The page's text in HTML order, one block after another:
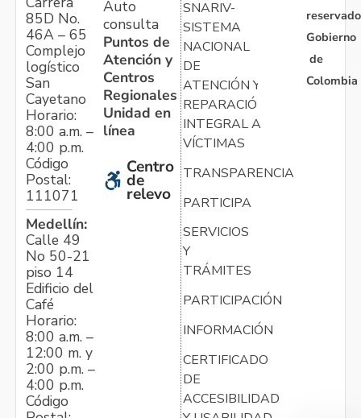
85D No.
46A – 65
Complejo
logístico
San
Cayetano
Horario:
8:00 a.m. –
4:00 p.m.
Código
Postal:
111071
Medellín:
Calle 49
No 50-21
piso 14
Edificio del
Café
Horario:
8:00 a.m. –
12:00 m. y
2:00 p.m. –
4:00 p.m.
Código
Auto
consulta
Puntos de
Atención y
Centros
Regionales
Unidad en
línea
Centro
de
relevo
SNARIV-
SISTEMA
NACIONAL
DE
ATENCIÓN Y
REPARACIÓN
INTEGRAL A
VÍCTIMAS
TRANSPARENCIA
PARTICIPA
SERVICIOS
Y
TRÁMITES
PARTICIPACIÓN
INFORMACIÓN
CERTIFICADO
DE
ACCESIBILIDAD
Gobierno
de
Colombia